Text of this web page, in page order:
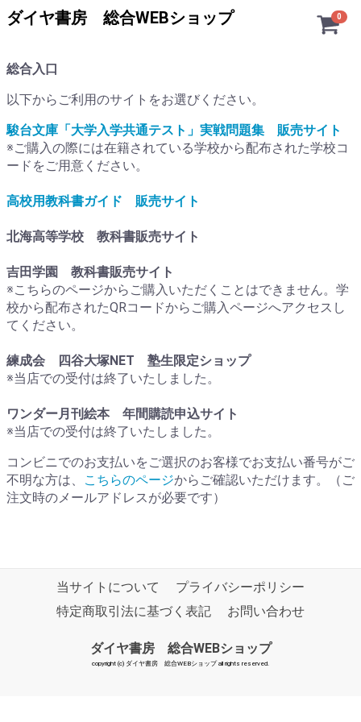
ダイヤ書房 総合WEBショップ 0
総合入口
以下からご利用のサイトをお選びください。
駿台文庫「大学入学共通テスト」実戦問題集 販売サイト
※ご購入の際には在籍されている学校から配布された学校コ
ードをご用意ください。
高校用教科書ガイド 販売サイト
北海高等学校 教科書販売サイト
吉田学園 教科書販売サイト
※こちらのページからご購入いただくことはできません。学
校から配布されたQRコードからご購入ページへアクセスし
てください。
練成会 四谷大塚NET 塾生限定ショップ
※当店での受付は終了いたしました。
ワンダー月刊絵本 年間購読申込サイト
※当店での受付は終了いたしました。
コンビニでのお支払いをご選択のお客様でお支払い番号がご
不明な方は、
こちらのページからご確認いただけます。（ご
注文時のメールアドレスが必要です）
当サイトについて
プライバシーポリシー
特定商取引法に基づく表記
お問い合わせ
ダイヤ書房 総合WEBショップ
copyright (c) ダイヤ書房 総合WEBショップ all rights reserved.